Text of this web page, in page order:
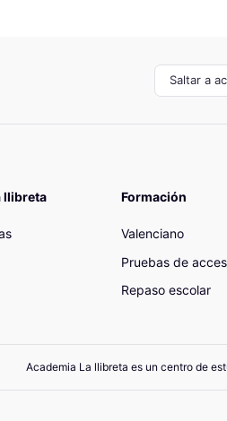
Saltar a
llibreta Formación
Valenciano
Pruebas de
Repaso escolar
Academia La llibreta es un centro de